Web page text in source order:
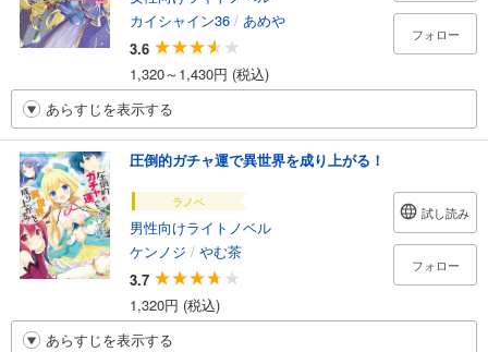
カイシャイン36 / あめや
3.6
1,320～1,430円 (税込)
フォロー
あらすじを表示する
圧倒的ガチャ運で異世界を成り上がる！
ラノベ
男性向けライトノベル
ケンノジ / やむ茶
3.7
1,320円 (税込)
試し読み
フォロー
あらすじを表示する